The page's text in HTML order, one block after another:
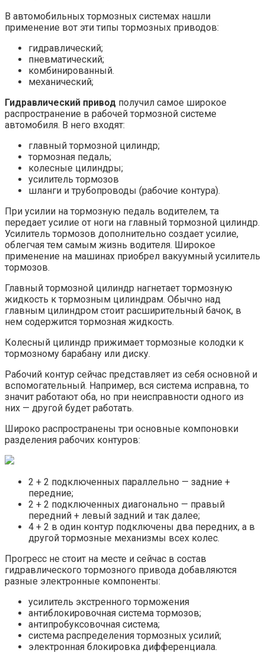
В автомобильных тормозных системах нашли
применение вот эти типы тормозных приводов:
гидравлический;
пневматический;
комбинированный.
механический;
Гидравлический привод получил самое широкое
распространение в рабочей тормозной системе
автомобиля. В него входят:
главный тормозной цилиндр;
тормозная педаль;
колесные цилиндры;
усилитель тормозов
шланги и трубопроводы (рабочие контура).
При усилии на тормозную педаль водителем, та
передает усилие от ноги на главный тормозной цилиндр.
Усилитель тормозов дополнительно создает усилие,
облегчая тем самым жизнь водителя. Широкое
применение на машинах приобрел вакуумный усилитель
тормозов.
Главный тормозной цилиндр нагнетает тормозную
жидкость к тормозным цилиндрам. Обычно над
главным цилиндром стоит расширительный бачок, в
нем содержится тормозная жидкость.
Колесный цилиндр прижимает тормозные колодки к
тормозному барабану или диску.
Рабочий контур сейчас представляет из себя основной и
вспомогательный. Например, вся система исправна, то
значит работают оба, но при неисправности одного из
них — другой будет работать.
Широко распространены три основные компоновки
разделения рабочих контуров:
2 + 2 подключенных параллельно — задние +
передние;
2 + 2 подключенных диагонально — правый
передний + левый задний и так далее;
4 + 2 в один контур подключены два передних, а в
другой тормозные механизмы всех колес.
Прогресс не стоит на месте и сейчас в состав
гидравлического тормозного привода добавляются
разные электронные компоненты:
усилитель экстренного торможения
антиблокировочная система тормозов;
антипробуксовочная система;
система распределения тормозных усилий;
электронная блокировка дифференциала.